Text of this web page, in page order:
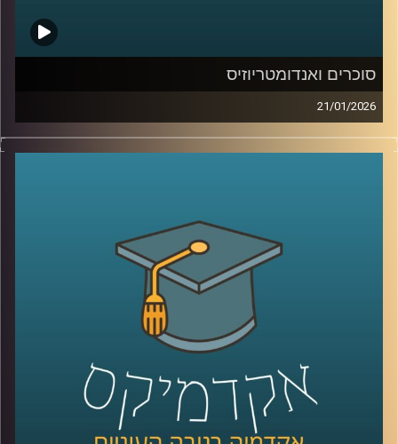
סוכרים ואנדומטריוזיס
21/01/2026
כשאנחנו חושבים על מחלות קשות כמו סרטן, אנחנו בדרך
כלל מדמיינים מוטציות, גנים ואולי גם כימותרפיה. אבל יש
שמצליח להתחמק. זו שכבת הסוכרים, שרשראות זעירות
שעוטפות את התאים שלנו, כמו סוג של “תעודת זהות”
ביולוגית. כשהתעודה הזו משתנה, זה יכול להופיע בסרטן, אבל
זה יכול להופיע גם במחלות אחרות, למשל אנדומטריוזיס, מחלה
נפוצה וכואבת שלפעמים לוקח שנים עד שמקבלים עליה
אבחנה. והשאלה המרתקת היא האם אפשר לקחת את השינויים
האלה על פני התא ולהפוך אותם לשפה חדשה של רפואה, גם
לאבחון מוקדם יותר וגם לטיפול מדויק יותר.
היום בפרק אנחנו נכנסים לעולם הזה, עולם הגליקוביולוגיה
התרגומית, ונשאל איך הופכים שינוי קטן על פני תא לכלי
שעוזר לנו לזהות מחלה מוקדם יותר או לתקוף אותה